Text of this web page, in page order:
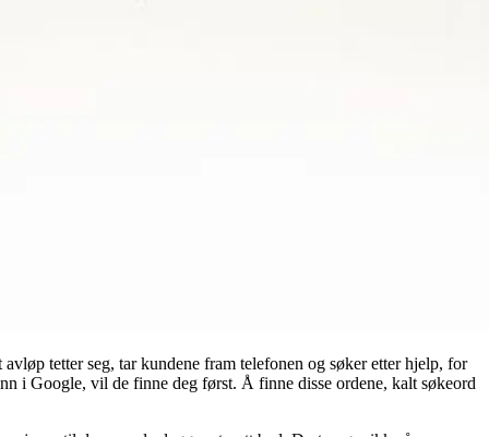
tetter seg, tar kundene fram telefonen og søker etter hjelp, for
i Google, vil de finne deg først. Å finne disse ordene, kalt søkeord